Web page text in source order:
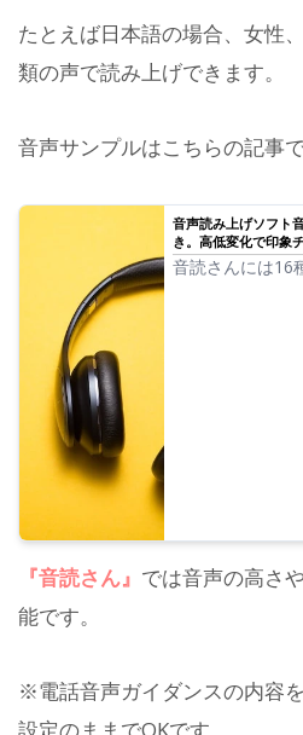
たとえば日本語の場合、女性
類の声で読み上げできます。
音声サンプルはこちらの記事
音声読み上げソフト
き。高低変化で印象
音読さんには16
『音読さん』 では音声の高さ
能です。
※電話音声ガイダンスの内容